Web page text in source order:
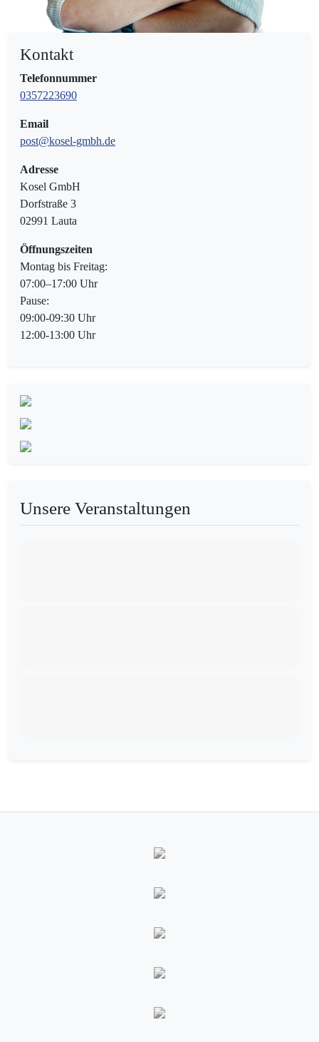
Kontakt
Telefonnummer
0357223690
Email
post@kosel-gmbh.de
Adresse
Kosel GmbH
Dorfstraße 3
02991 Lauta
Öffnungszeiten
Montag bis Freitag:
07:00–17:00 Uhr
Pause:
09:00-09:30 Uhr
12:00-13:00 Uhr
Unsere Veranstaltungen